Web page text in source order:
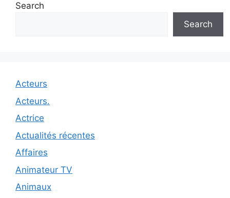
Search
Search
Acteurs
Acteurs.
Actrice
Actualités récentes
Affaires
Animateur TV
Animaux